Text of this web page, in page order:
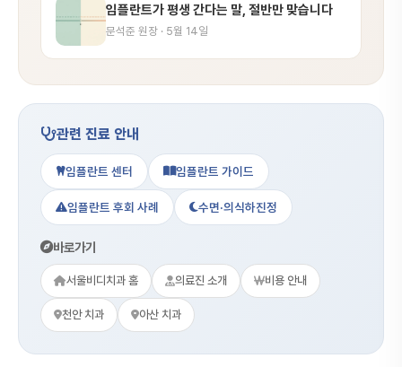
임플란트가 평생 간다는 말, 절반만 맞습니다
문석준 원장 · 5월 14일
관련 진료 안내
임플란트 센터 임플란트 가이드
임플란트 후회 사례 수면·의식하진정
바로가기
서울비디치과 홈 의료진 소개 비용 안내
천안 치과 아산 치과